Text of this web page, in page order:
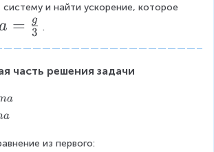
и найти ускорение, которое
= 3
g
.
часть решения задачи
из первого: